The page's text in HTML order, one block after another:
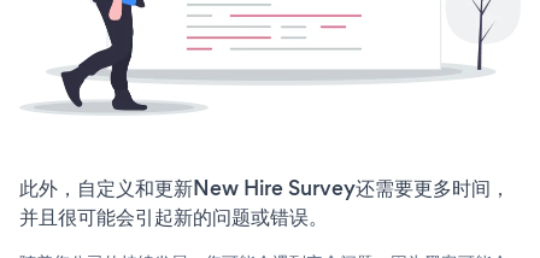
此外，自定义和更新New Hire Survey还需要更多时间，
并且很可能会引起新的问题或错误。